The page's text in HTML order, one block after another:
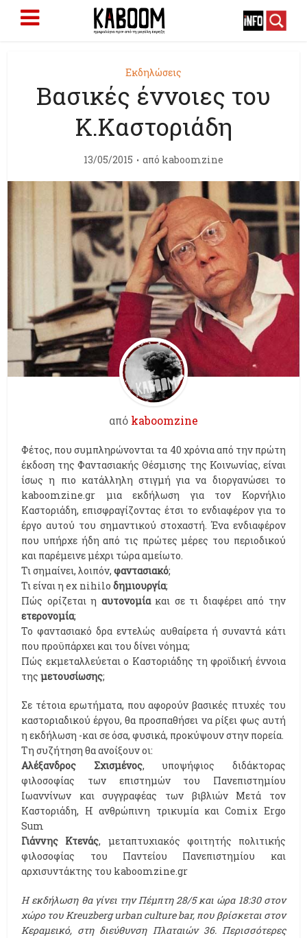
Εκδηλώσεις
Βασικές έννοιες του
Κ.Καστοριάδη
13/05/2015 από kaboomzine
από kaboomzine
Φέτος, που συμπληρώνονται τα 40 χρόνια από την πρώτη
έκδοση της Φαντασιακής Θέσμισης της Κοινωνίας, είναι
ίσως η πιο κατάλληλη στιγμή για να διοργανώσει το
kaboomzine.gr μια εκδήλωση για τον Κορνήλιο
Καστοριάδη, επισφραγίζοντας έτσι το ενδιαφέρον για το
έργο αυτού του σημαντικού στοχαστή. Ένα ενδιαφέρον
που υπήρχε ήδη από τις πρώτες μέρες του περιοδικού
και παρέμεινε μέχρι τώρα αμείωτο.
Τι σημαίνει, λοιπόν,φαντασιακό;
Τι είναι η ex nihiloδημιουργία;
Πώς ορίζεται η αυτονομίακαι σε τι διαφέρει από την
ετερονομία;
Το φαντασιακό δρα εντελώς αυθαίρετα ή συναντά κάτι
που προϋπάρχει και του δίνει νόημα;
Πώς εκμεταλλεύεται ο Καστοριάδης τη φροϊδική έννοια
τηςμετουσίωσης;
Σε τέτοια ερωτήματα, που αφορούν βασικές πτυχές του
καστοριαδικού έργου, θα προσπαθήσει να ρίξει φως αυτή
η εκδήλωση -και σε όσα, φυσικά, προκύψουν στην πορεία.
Τη συζήτηση θα ανοίξουν οι:
Αλέξανδρος Σχισμένος, υποψήφιος διδάκτορας
φιλοσοφίας των επιστημών του Πανεπιστημίου
Ιωαννίνων και συγγραφέας των βιβλιών Μετά τον
Καστοριάδη, Η ανθρώπινη τρικυμία και Comix Ergo
Sum
Γιάννης Κτενάς, μεταπτυχιακός φοιτητής πολιτικής
φιλοσοφίας του Παντείου Πανεπιστημίου και
αρχισυντάκτης του kaboomzine.gr
Η εκδήλωση θα γίνει την Πέμπτη 28/5 και ώρα 18:30 στον
χώρο του Kreuzberg urban culture bar, που βρίσκεται στον
Κεραμεικό, στη διεύθυνση Πλαταιών 36. Περισσότερες